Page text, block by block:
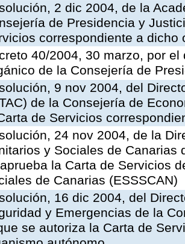
2 dic 2004, de la
de Presidencia y
correspondiente a dicho
40/2004, 30 marzo, por
de la Consejería de
9 nov 2004, del
de la Consejería de
de Servicios
24 nov 2004, de la
y Sociales de Canarias
la Carta de Servicios
de Canarias (ESSSCAN)
16 dic 2004, del
y Emergencias de la
se autoriza la Carta de